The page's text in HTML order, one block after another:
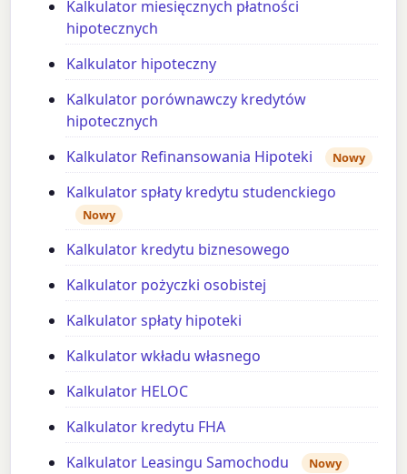
Kalkulator miesięcznych płatności
hipotecznych
Kalkulator hipoteczny
Kalkulator porównawczy kredytów
hipotecznych
Kalkulator Refinansowania Hipoteki
Nowy
Kalkulator spłaty kredytu studenckiego
Nowy
Kalkulator kredytu biznesowego
Kalkulator pożyczki osobistej
Kalkulator spłaty hipoteki
Kalkulator wkładu własnego
Kalkulator HELOC
Kalkulator kredytu FHA
Kalkulator Leasingu Samochodu
Nowy